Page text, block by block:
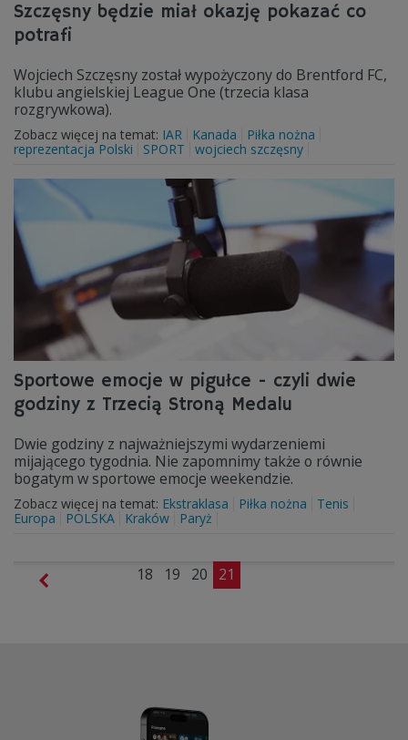
Szczęsny będzie miał okazję pokazać co
potrafi
Wojciech Szczęsny został wypożyczony do Brentford FC,
klubu angielskiej League One (trzecia klasa
rozgrywkowa).
Zobacz więcej na temat: IAR Kanada
Piłka nożna
reprezentacja Polski
SPORT wojciech szczęsny
Sportowe emocje w pigułce - czyli dwie
godziny z Trzecią Stroną Medalu
Dwie godziny z najważniejszymi wydarzeniemi
mijającego tygodnia. Nie zapomnimy także o równie
bogatym w sportowe emocje weekendzie.
Zobacz więcej na temat: Ekstraklasa Piłka nożna
Tenis
Europa
POLSKA Kraków Paryż
18 19 20 21